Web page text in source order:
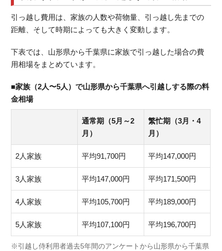
引っ越し費用は、家族の人数や荷物量、引っ越し先までの
距離、そして時期によっても大きく変動します。
下表では、山形県から千葉県に家族で引っ越した場合の費
用相場をまとめています。
■家族（2人〜5人）で山形県から千葉県へ引越しする際の料
金相場
通常期（5月～2
月）
繁忙期（3月・4
月）
2人家族 平均91,700円 平均147,000円
3人家族 平均147,000円 平均171,500円
4人家族 平均105,700円 平均189,000円
5人家族 平均107,100円 平均196,700円
※引越し侍利用者過去5年間のアンケートから山形県から千葉県